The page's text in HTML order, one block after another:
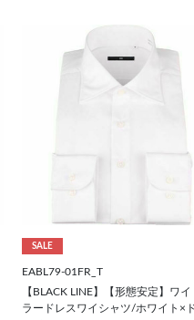
SALE
EABL79-01FR_T
【BLACK LINE】【形態安定】ワイ
ラードレスワイシャツ/ホワイト×